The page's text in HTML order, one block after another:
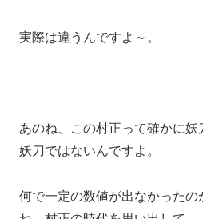
実際は違うんですよ～。
あのね、この村正って確かに妖
妖刀ではないんですよ。
何で一定の数値が出なかった